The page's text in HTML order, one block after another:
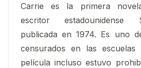
Carrie es la primera
escritor estadounidense
publicada en 1974. Es uno
censurados en las
película incluso estuvo